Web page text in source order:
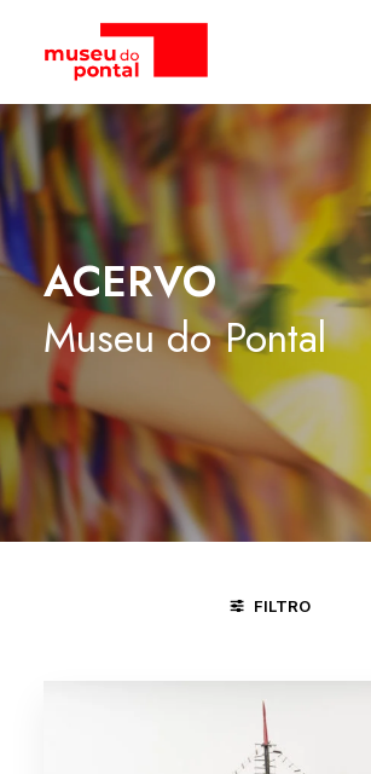
ACERVO
Museu do Pontal
FILTRO